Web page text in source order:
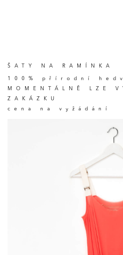
ŠATY NA RAMÍNKA
100% přírodní
MOMENTÁLNĚ LZE
ZAKÁZKU
cena na vyžádání